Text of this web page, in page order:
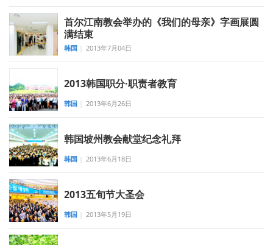
首尔江南教会举办的《我们的母亲》字画展圆
满结束
韩国 2013年7月04日
2013韩国职分·职责者教育
韩国 2013年6月26日
韩国坡州教会献堂纪念礼拜
韩国 2013年6月18日
2013五旬节大圣会
韩国 2013年5月19日